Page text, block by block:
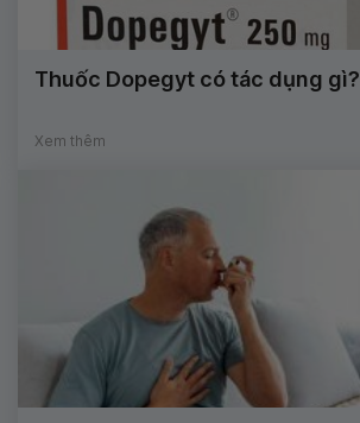
Thuốc Dopegyt có tác dụng gì?
Xem thêm